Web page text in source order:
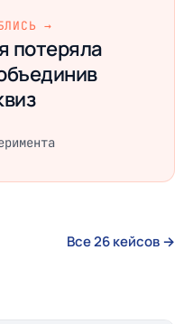
→
потеряла
Все 26 кейсов →